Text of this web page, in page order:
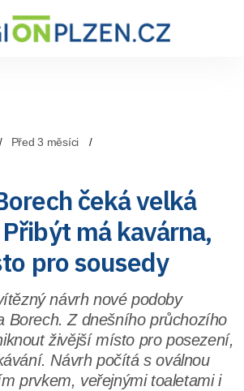
Před 3 měsíci
čeká velká
má kavárna,
pro sousedy
návrh nové podoby
Borech. Z dnešního průchozího
živější místo pro posezení,
Návrh počítá s oválnou
prvkem, veřejnými toaletami i